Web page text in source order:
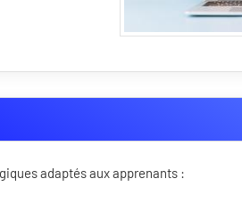
adaptés aux apprenants :